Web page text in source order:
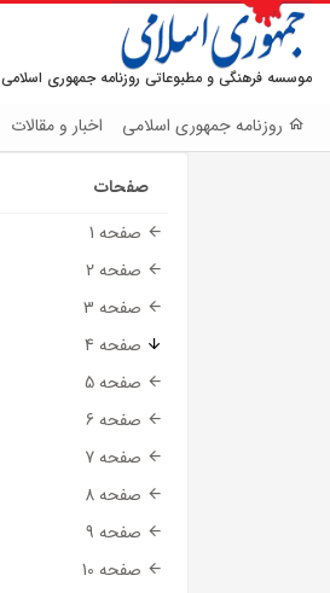
موسسه فرهنگی و مطبوعاتی روزنامه جمهوری اسلامی
روزنامه جمهوری اسلامی اخبار و مقالات
صفحات
صفحه 1
صفحه 2
صفحه 3
صفحه 4
صفحه 5
صفحه 6
صفحه 7
صفحه 8
صفحه 9
صفحه 10